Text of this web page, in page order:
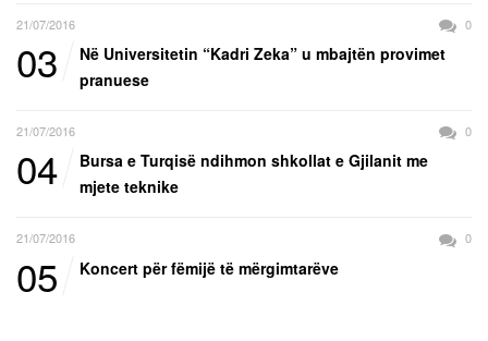
21/07/2016 0
03
Në Universitetin “Kadri Zeka” u mbajtën provimet
pranuese
21/07/2016 0
04
Bursa e Turqisë ndihmon shkollat e Gjilanit me
mjete teknike
21/07/2016 0
05 Koncert për fëmijë të mërgimtarëve